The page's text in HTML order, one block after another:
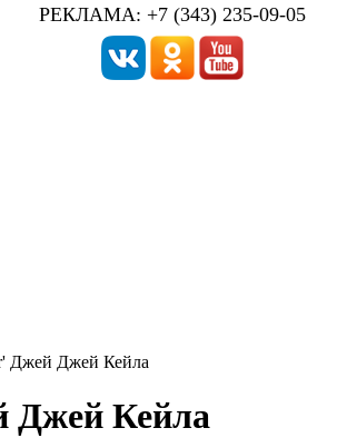
РЕКЛАМА: +7 (343) 235-09-05
Джей Джей Кейла
Джей Кейла